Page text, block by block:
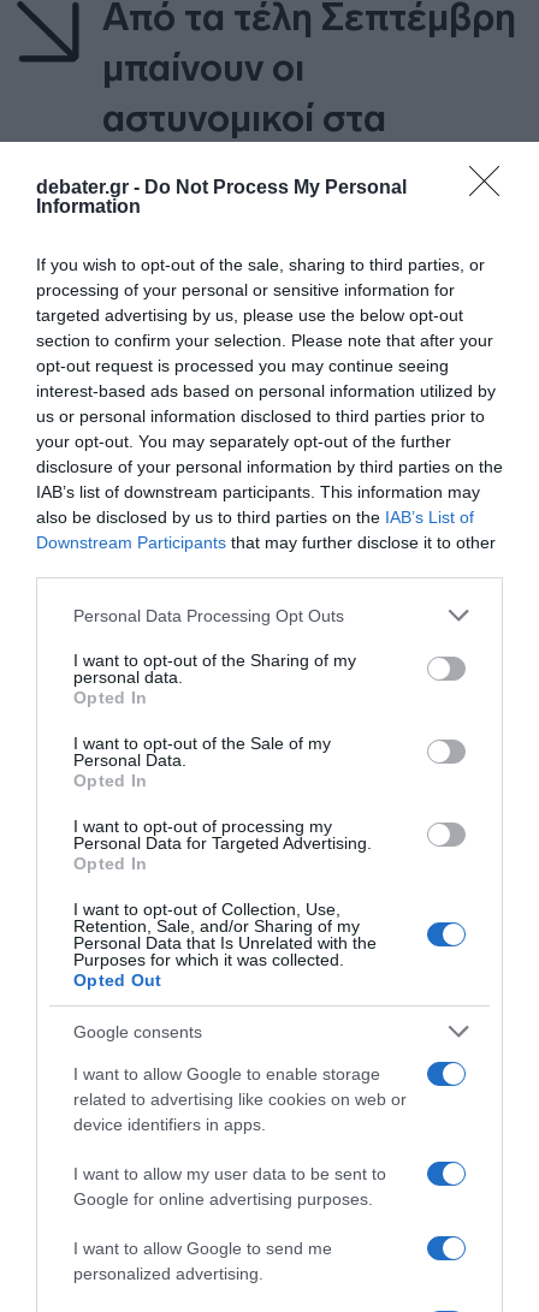
debater.gr - Do Not Process My Personal
Information
If you wish to opt-out of the sale, sharing to third parties, or
processing of your personal or sensitive information for
targeted advertising by us, please use the below opt-out
section to confirm your selection. Please note that after your
opt-out request is processed you may continue seeing
interest-based ads based on personal information utilized by
us or personal information disclosed to third parties prior to
your opt-out. You may separately opt-out of the further
disclosure of your personal information by third parties on the
IAB’s list of downstream participants. This information may
also be disclosed by us to third parties on the IAB’s List of
Downstream Participants that may further disclose it to other
Please note that this website/app uses one or more Google
not limited to your visit or usage behaviour. You may click to
grant or deny consent to Google and its third-party tags to
use your data for below specified purposes in below Google
consent section.
Personal Data Processing Opt Outs
I want to opt-out of the Sharing of my
personal data.
Opted In
I want to opt-out of the Sale of my
Personal Data.
Opted In
I want to opt-out of processing my
Personal Data for Targeted Advertising.
Opted In
I want to opt-out of Collection, Use,
Retention, Sale, and/or Sharing of my
Personal Data that Is Unrelated with the
Purposes for which it was collected.
Opted Out
Google consents
I want to allow Google to enable storage
related to advertising like cookies on web or
device identifiers in apps.
I want to allow my user data to be sent to
Google for online advertising purposes.
I want to allow Google to send me
personalized advertising.
Από τα τέλη Σεπτέμβρη
μπαίνουν οι
αστυνομικοί στα
Πανεπιστήμια
Αναφερόμενος στις κινητοποιήσεις που
γίνονται σε διάφορα πανεπιστήμια της
χώρας, ο Υφυπουργός Παιδείας, Άγγελος
Συρίγος, κ. Συρίγος, επεσήμανε:“Ξεκίνησε
από το Μετσόβιο και συνεχίστηκε στο
Αριστοτέλειο, μετά στο πανεπιστήμιο της
Πάτρας, όπως και στο πανεπιστήμιο
Πειραιώς. Μια μικρή ομάδα ατόμων, κάποιοι
μπορεί να μην ήταν φοιτητές, απέκλεισαν την
πρόσβαση στα ιδρύματα. Είχαμε και
γίνει κάποιες ζημιές. Αυτό γίνεται για την
αστυνόμευση στα πανεπιστήμια. Είναι
επαναστατική γυμναστική αυτή, για να
“Το νομοσχέδιο προβλέπει ότι οι αστυνομικοί
2021. Θα προσληφθούν, θα εκπαιδευτούν και
μετά θα μπουν”,
πρόσθεσε.
ΔΙΑΦΗΜΙΣΗ